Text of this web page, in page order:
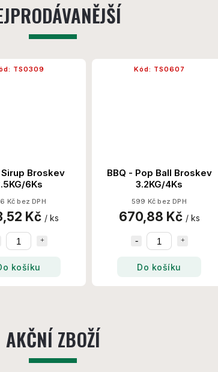
Broskev
6Ks
Kč bez DPH
Kč/ ks
košíku
TS0309
BBQ - Pop Ball Broskev
3.2KG/4Ks
599 Kč bez DPH
670,88 Kč/ ks
Do košíku
Kód:TS0607
AKČNÍ ZBOŽÍ